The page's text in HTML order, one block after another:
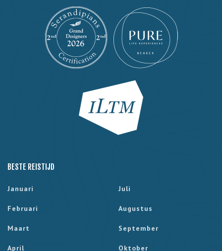
BESTE REISTIJD
Januari
Februari
Maart
April
Juli
Augustus
September
Oktober